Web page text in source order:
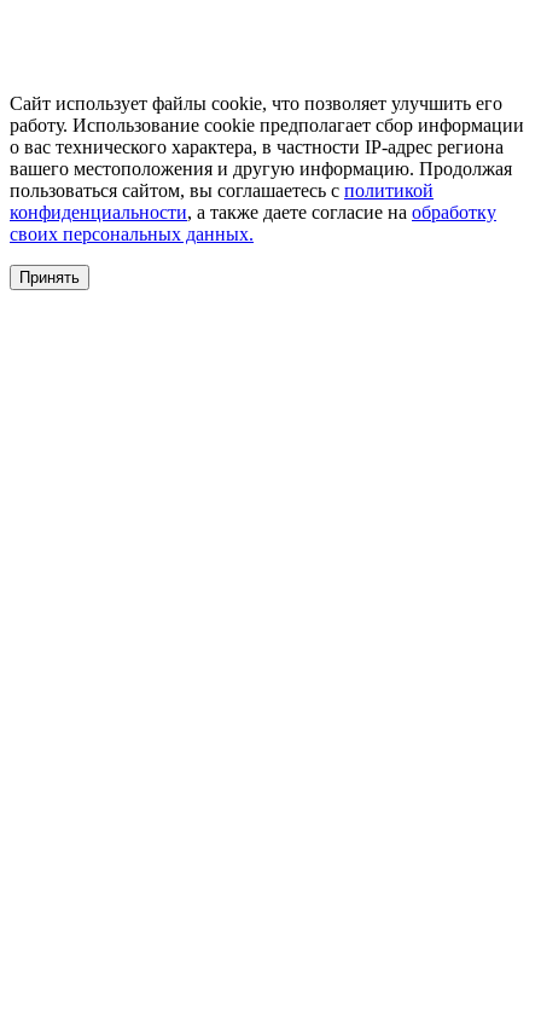
Сайт использует файлы cookie, что позволяет улучшить его
работу. Использование cookie предполагает сбор информации
о вас технического характера, в частности IP-адрес региона
вашего местоположения и другую информацию. Продолжая
пользоваться сайтом, вы соглашаетесь с политикой
конфиденциальности, а также даете согласие на обработку
своих персональных данных.
Принять